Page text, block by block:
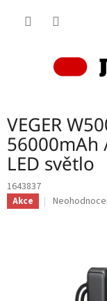
VEGER
56000mAh
LED světlo
1643837
Akce
Průměrné
hvězdiček.